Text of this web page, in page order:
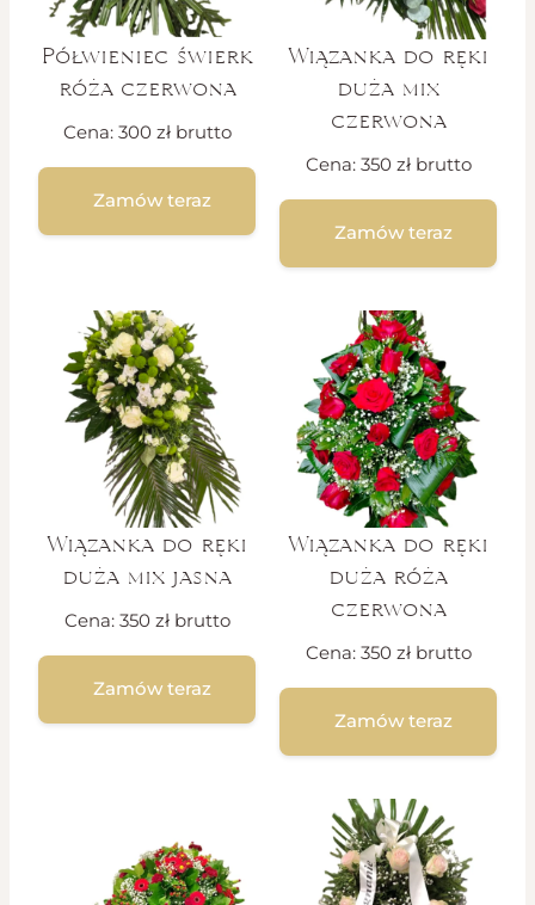
Półwieniec świerk
róża czerwona
Cena: 300 zł brutto
Zamów teraz
Wiązanka do ręki
duża mix
czerwona
Cena: 350 zł brutto
Zamów teraz
Wiązanka do ręki
duża mix jasna
Cena: 350 zł brutto
Zamów teraz
Wiązanka do ręki
duża róża
czerwona
Cena: 350 zł brutto
Zamów teraz